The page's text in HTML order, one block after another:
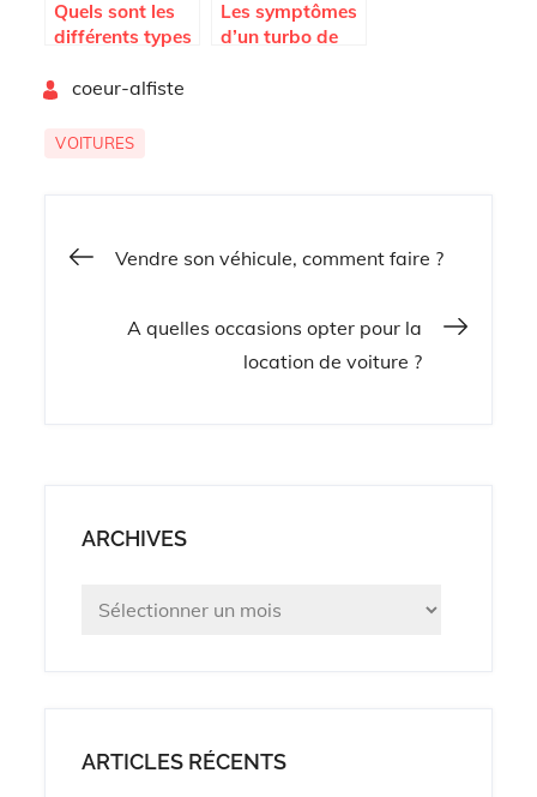
Quels sont les
différents types
auto ?
Les symptômes
d’un turbo de
coeur-alfiste
VOITURES
Navigation
de
Vendre son véhicule, comment faire ?
A quelles occasions opter pour la
location de voiture ?
ARCHIVES
Archives
ARTICLES RÉCENTS